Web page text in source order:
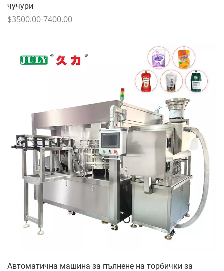
чучури
$3500.00-7400.00
Автоматична машина за пълнене на торбички за